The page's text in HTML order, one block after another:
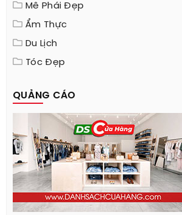
Mê Phái Đẹp
Ẩm Thực
Du Lịch
Tóc Đẹp
QUẢNG CÁO